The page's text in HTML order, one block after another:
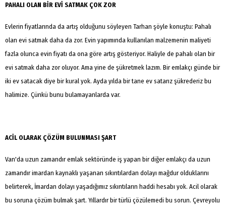
PAHALI OLAN BİR EVİ SATMAK ÇOK ZOR
Evlerin fiyatlarında da artış olduğunu söyleyen Tarhan şöyle konuştu: Pahalı
olan evi satmak daha da zor. Evin yapımında kullanılan malzemenin maliyeti
fazla olunca evin fiyatı da ona göre artış gösteriyor. Haliyle de pahalı olan bir
evi satmak daha zor oluyor. Ama yine de şükretmek lazım. Bir emlakçı günde bir
iki ev satacak diye bir kural yok. Ayda yılda bir tane ev satarız şükrederiz bu
halimize. Çünkü bunu bulamayanlarda var.
ACİL OLARAK ÇÖZÜM BULUNMASI ŞART
Van'da uzun zamandır emlak sektöründe iş yapan bir diğer emlakçı da uzun
zamandır imardan kaynaklı yaşanan sıkıntılardan dolayı mağdur olduklarını
belirterek, İmardan dolayı yaşadığımız sıkıntıların haddi hesabı yok. Acil olarak
bu soruna çözüm bulmak şart. Yıllardır bir türlü çözülemedi bu sorun. Çevreyolu